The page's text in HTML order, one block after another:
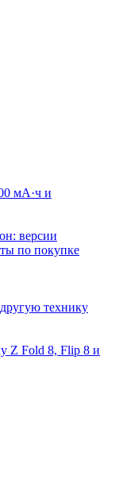
мА·ч и
версии
по покупке
технику
Z Fold 8, Flip 8 и